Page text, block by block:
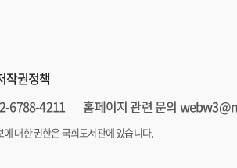
작권정책
6788-4211 홈페이지 관련 문의
대한 권한은 국회도서관에 있습니다.